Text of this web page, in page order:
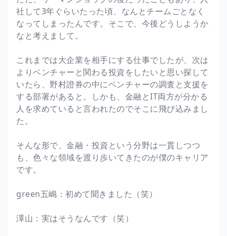
社して3年ぐらいたった頃、なんとチームごとなく
なってしまったんです。そこで、今後どうしようか
なと考えまして。
これまでは大企業を相手にする仕事でしたが、次は
よりベンチャーと関わる投資をしたいと思い探して
いたら、野村證券の中にベンチャーの調査と支援を
する部署があると。しかも、金融とIT両方が分かる
人を求めていると言われたのでそこに飛び込みまし
た。
そんな形で、金融・投資という分野は一貫しつつ
も、色々な領域を渡り歩いてきたのが僕のキャリア
です。
green五嶋：初めて聞きました（笑）
澤山：実はそうなんです（笑）